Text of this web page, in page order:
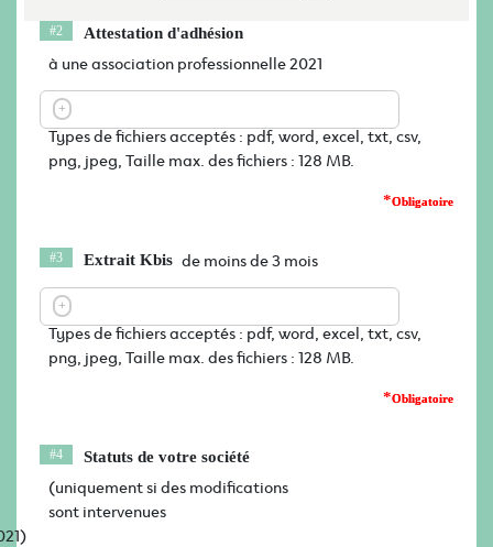
Attestation d'adhésion
*
à une association professionnelle 2021
Types de fichiers acceptés : pdf, word, excel, txt, csv,
png, jpeg, Taille max. des fichiers : 128 MB.
Extrait Kbis
*
de moins de 3 mois
Types de fichiers acceptés : pdf, word, excel, txt, csv,
png, jpeg, Taille max. des fichiers : 128 MB.
Statuts de votre société
(uniquement si des modifications
sont intervenues